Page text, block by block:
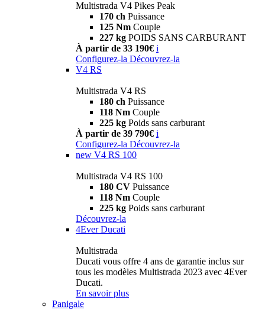
Multistrada V4 Pikes Peak
170 ch Puissance
125 Nm Couple
227 kg POIDS SANS CARBURANT
À partir de 33 190€ i
Configurez-la Découvrez-la
V4 RS
Multistrada V4 RS
180 ch Puissance
118 Nm Couple
225 kg Poids sans carburant
À partir de 39 790€ i
Configurez-la Découvrez-la
new V4 RS 100
Multistrada V4 RS 100
180 CV Puissance
118 Nm Couple
225 kg Poids sans carburant
Découvrez-la
4Ever Ducati
Multistrada
Ducati vous offre 4 ans de garantie inclus sur
tous les modèles Multistrada 2023 avec 4Ever
Ducati.
En savoir plus
Panigale